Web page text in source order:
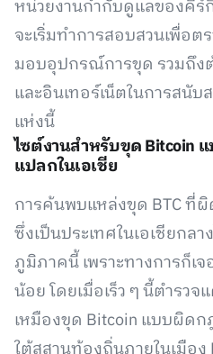
หน่วยงานกำกับดูแลของคีร์
จะเริ่มทำการสอบสวนเพื่อต
มอบอุปกรณ์การขุด รวมถึง
และอินเทอร์เน็ตในการสนั
แห่งนี้
ไซต์งานสำหรับขุด Bitcoin
แปลกในเอเชีย
การค้นพบแหล่งขุด BTC ที่
ซึ่งเป็นประเทศในเอเชียกลา
ภูมิภาคนี้ เพราะทางการก็เ
น้อย โดยเมื่อเร็ว ๆ นี้ตำรว
เหมืองขุด Bitcoin แบบผิด